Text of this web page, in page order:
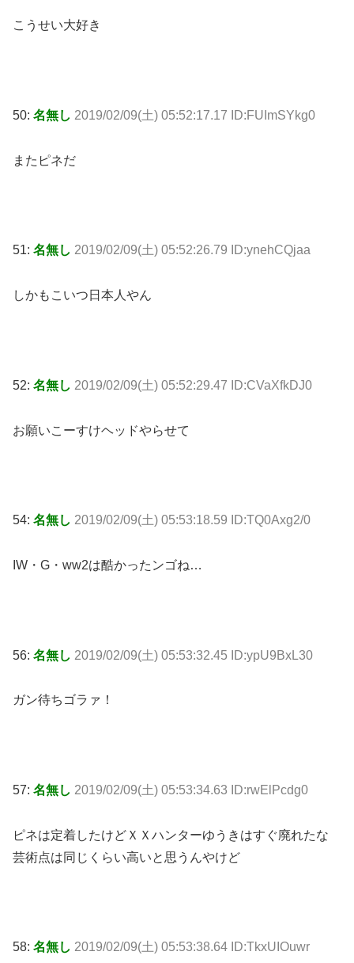
こうせい大好き
50: 名無し 2019/02/09(土) 05:52:17.17 ID:FUImSYkg0
またピネだ
51: 名無し 2019/02/09(土) 05:52:26.79 ID:ynehCQjaa
しかもこいつ日本人やん
52: 名無し 2019/02/09(土) 05:52:29.47 ID:CVaXfkDJ0
お願いこーすけヘッドやらせて
54: 名無し 2019/02/09(土) 05:53:18.59 ID:TQ0Axg2/0
IW・G・ww2は酷かったンゴね…
56: 名無し 2019/02/09(土) 05:53:32.45 ID:ypU9BxL30
ガン待ちゴラァ！
57: 名無し 2019/02/09(土) 05:53:34.63 ID:rwElPcdg0
ピネは定着したけどＸＸハンターゆうきはすぐ廃れたな
芸術点は同じくらい高いと思うんやけど
58: 名無し 2019/02/09(土) 05:53:38.64 ID:TkxUIOuwr